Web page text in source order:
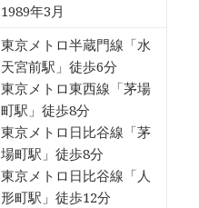
1989年3月
東京メトロ半蔵門線「水
天宮前駅」徒歩6分
東京メトロ東西線「茅場
町駅」徒歩8分
東京メトロ日比谷線「茅
場町駅」徒歩8分
東京メトロ日比谷線「人
形町駅」徒歩12分